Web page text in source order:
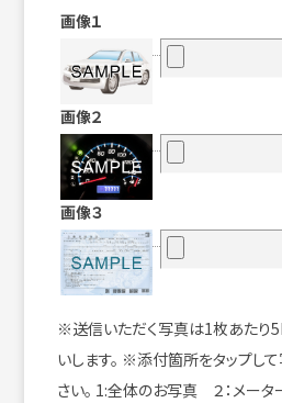
画像１
画像２
画像３
※送信いただく写真は1枚あたり
いします。 ※添付箇所をタップし
さい。 1:全体のお写真 ２：メー